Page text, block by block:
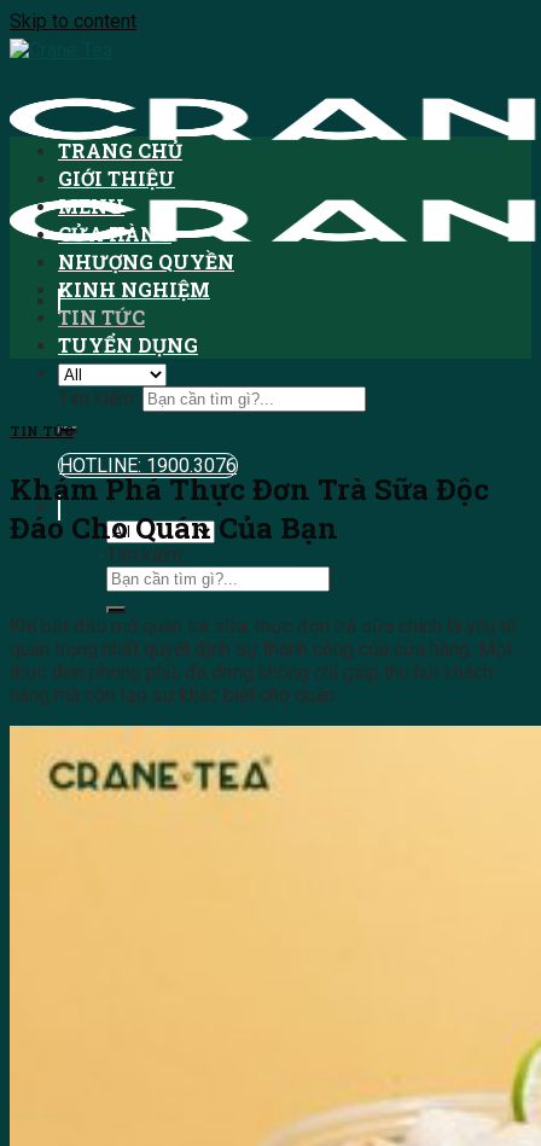
Skip to content
Tìm kiếm:
HOTLINE: 1900.3076
Tìm kiếm:
TRANG CHỦ
GIỚI THIỆU
MENU
CỬA HÀNG
NHƯỢNG QUYỀN
KINH NGHIỆM
TIN TỨC
TUYỂN DỤNG
TIN TỨC
Khám Phá Thực Đơn Trà Sữa Độc
Đáo Cho Quán Của Bạn
Khi bắt đầu mở quán trà sữa, thực đơn trà sữa chính là yếu tố
quan trọng nhất quyết định sự thành công của cửa hàng. Một
thực đơn phong phú, đa dạng không chỉ giúp thu hút khách
hàng mà còn tạo sự khác biệt cho quán.